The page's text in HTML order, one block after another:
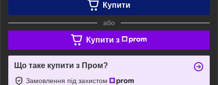
Купити
або
Купити з
Що таке купити з Пром?
Замовлення під захистом